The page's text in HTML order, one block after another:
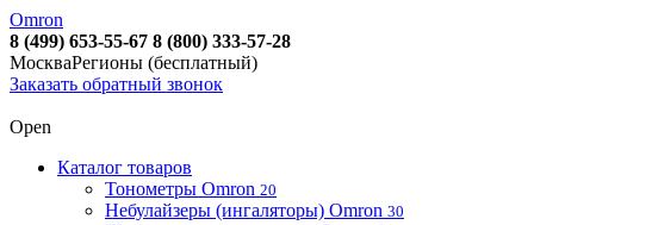
Omron
8 (499) 653-55-67 8 (800) 333-57-28
МоскваРегионы (бесплатный)
Заказать обратный звонок
Open
Каталог товаров
Тонометры Omron 20
Небулайзеры (ингаляторы) Omron 30